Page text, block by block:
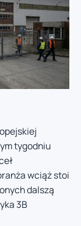
tygodniu
wciąż stoi
dalszą
3B